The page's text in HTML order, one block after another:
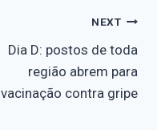
NEXT
Dia D: postos de toda
região abrem para
vacinação contra gripe